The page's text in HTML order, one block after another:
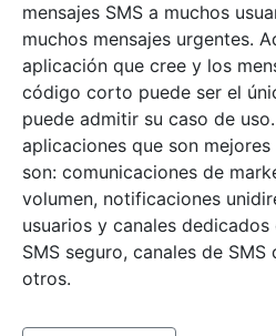
mensajes SMS a muchos
muchos mensajes urgentes.
aplicación que cree y los
código corto puede ser el
puede admitir su caso de
aplicaciones que son
son: comunicaciones de
volumen, notificaciones
usuarios y canales
SMS seguro, canales de
otros.